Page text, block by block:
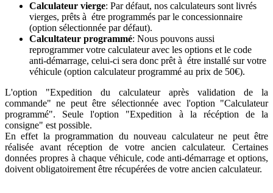
Calculateur vierge: Par défaut, nos calculateurs sont livrés
vierges, prêts à étre programmés par le concessionnaire
(option sélectionnée par défaut).
Calcultateur programmé: Nous pouvons aussi
reprogrammer votre calculateur avec les options et le code
anti-démarrage, celui-ci sera donc prêt à étre installé sur votre
véhicule (option calculateur programmé au prix de 50€).
L'option "Expedition du calculateur après validation de la
commande" ne peut être sélectionnée avec l'option "Calculateur
programmé". Seule l'option "Expedition à la récéption de la
consigne" est possible.
En effet la programmation du nouveau calculateur ne peut être
réalisée avant réception de votre ancien calculateur. Certaines
données propres à chaque véhicule, code anti-démarrage et options,
doivent obligatoirement être récupérées de votre ancien calculateur.